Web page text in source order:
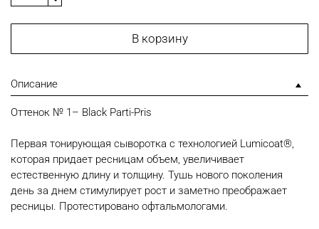
В корзину
Описание
Оттенок № 1– Black Parti-Pris
Первая тонирующая сыворотка с технологией Lumicoat®,
которая придает ресницам объем, увеличивает
естественную длину и толщину. Тушь нового поколения
день за днем стимулирует рост и заметно преображает
ресницы. Протестировано офтальмологами.